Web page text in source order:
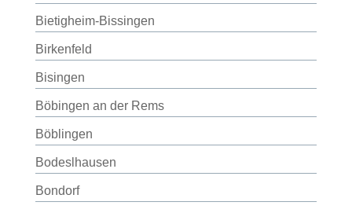
Bietigheim-Bissingen
Birkenfeld
Bisingen
Böbingen an der Rems
Böblingen
Bodeslhausen
Bondorf